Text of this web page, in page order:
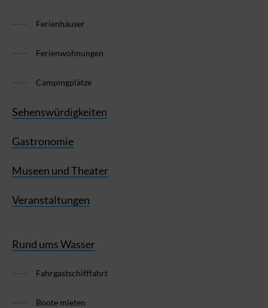
Ferienhäuser
Ferienwohnungen
Campingplätze
Sehenswürdigkeiten
Gastronomie
Museen und Theater
Veranstaltungen
Rund ums Wasser
Fahrgastschifffahrt
Boote mieten